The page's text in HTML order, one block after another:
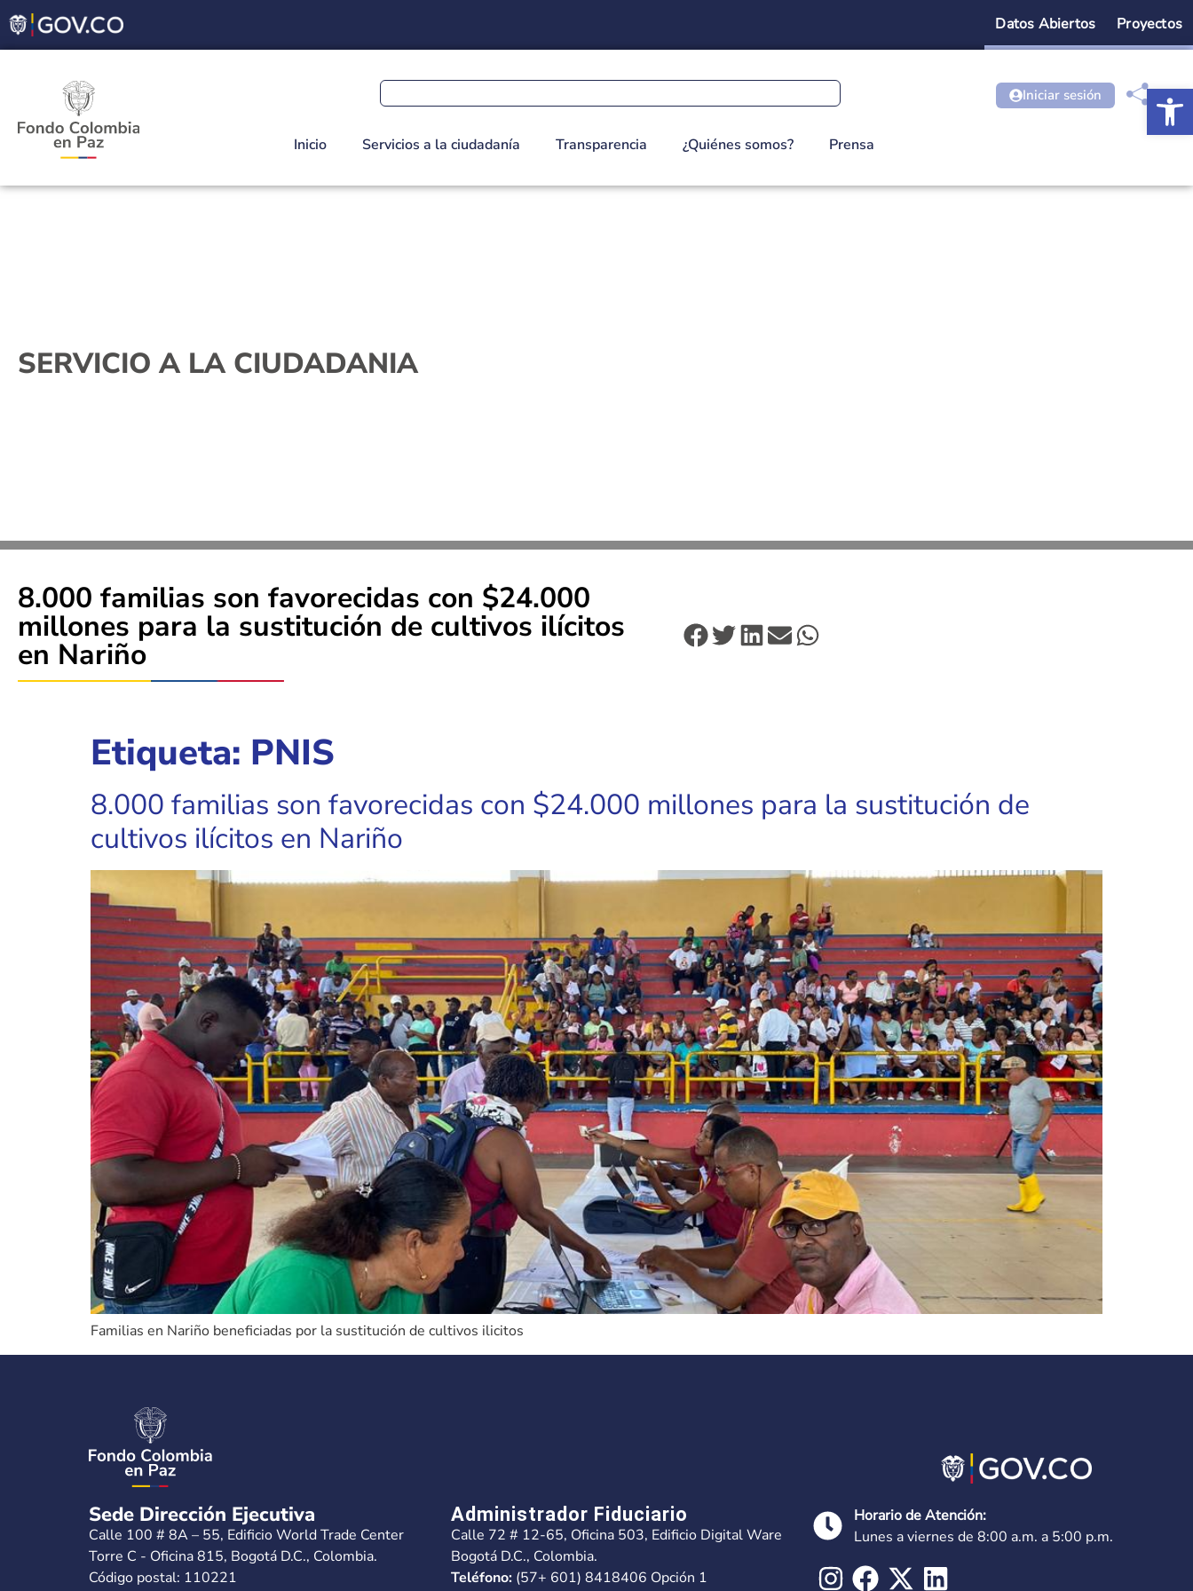
Datos Abiertos Proyectos
Inicio Servicios a la ciudadanía Transparencia ¿Quiénes somos? Prensa
Iniciar sesión
SERVICIO A LA CIUDADANIA
8.000 familias son favorecidas con $24.000
millones para la sustitución de cultivos ilícitos
en Nariño
Etiqueta: PNIS
8.000 familias son favorecidas con $24.000 millones para la sustitución de
cultivos ilícitos en Nariño
Familias en Nariño beneficiadas por la sustitución de cultivos ilicitos
Sede Dirección Ejecutiva
Calle 100 # 8A – 55, Edificio World Trade Center
Torre C - Oficina 815, Bogotá D.C., Colombia.
Código postal: 110221
Administrador Fiduciario
Calle 72 # 12-65, Oficina 503, Edificio Digital Ware
Bogotá D.C., Colombia.
Teléfono: (57+ 601) 8418406 Opción 1
Horario de Atención:
Lunes a viernes de 8:00 a.m. a 5:00 p.m.